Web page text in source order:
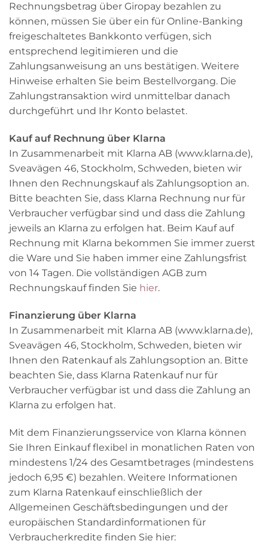
Rechnungsbetrag über Giropay bezahlen zu
können, müssen Sie über ein für Online-Banking
freigeschaltetes Bankkonto verfügen, sich
entsprechend legitimieren und die
Zahlungsanweisung an uns bestätigen. Weitere
Hinweise erhalten Sie beim Bestellvorgang. Die
Zahlungstransaktion wird unmittelbar danach
durchgeführt und Ihr Konto belastet.
Kauf auf Rechnung über Klarna
In Zusammenarbeit mit Klarna AB (www.klarna.de),
Sveavägen 46, Stockholm, Schweden, bieten wir
Ihnen den Rechnungskauf als Zahlungsoption an.
Bitte beachten Sie, dass Klarna Rechnung nur für
Verbraucher verfügbar sind und dass die Zahlung
jeweils an Klarna zu erfolgen hat. Beim Kauf auf
Rechnung mit Klarna bekommen Sie immer zuerst
die Ware und Sie haben immer eine Zahlungsfrist
von 14 Tagen. Die vollständigen AGB zum
Rechnungskauf finden Sie hier.
Finanzierung über Klarna
In Zusammenarbeit mit Klarna AB (www.klarna.de),
Sveavägen 46, Stockholm, Schweden, bieten wir
Ihnen den Ratenkauf als Zahlungsoption an. Bitte
beachten Sie, dass Klarna Ratenkauf nur für
Verbraucher verfügbar ist und dass die Zahlung an
Klarna zu erfolgen hat.
Mit dem Finanzierungsservice von Klarna können
Sie Ihren Einkauf flexibel in monatlichen Raten von
mindestens 1/24 des Gesamtbetrages (mindestens
jedoch 6,95 €) bezahlen. Weitere Informationen
zum Klarna Ratenkauf einschließlich der
Allgemeinen Geschäftsbedingungen und der
europäischen Standardinformationen für
Verbraucherkredite finden Sie hier: